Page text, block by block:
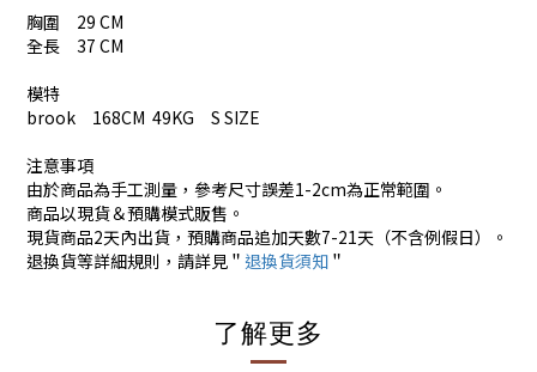
胸圍 29 CM
全長 37 CM
模特
brook 168CM 49KG S SIZE
注意事項
由於商品為手工測量，參考尺寸誤差1-2cm為正常範圍。
商品以現貨＆預購模式販售。
現貨商品2天內出貨，預購商品追加天數7-21天（不含例假日）。
退換貨等詳細規則，請詳見＂ 退換貨須知 ＂
了解更多